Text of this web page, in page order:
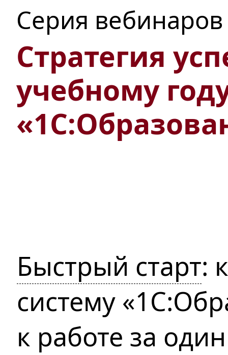
Серия вебинаров
Стратегия
учебному
Быстрый старт:
систему
к работе за